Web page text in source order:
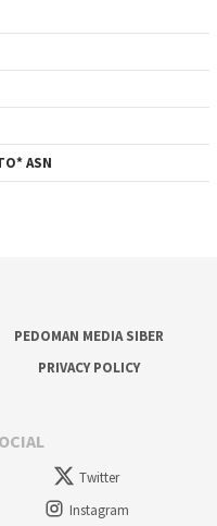
ASN
PEDOMAN MEDIA SIBER
PRIVACY POLICY
Twitter
Instagram